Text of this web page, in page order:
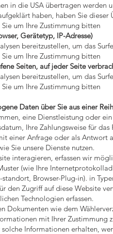
in die USA übertragen werden
haben, haben Sie
um Ihre Zustimmung bitten
Gerätetyp, IP-Adresse)
bereitzustellen, um das
um Ihre Zustimmung bitten
Seiten, auf jeder Seite
bereitzustellen, um das
um Ihre Zustimmung bitten
Daten über Sie aus einer
eine Dienstleistung oder
Ihre Zahlungsweise für
einer Anfrage oder als
Sie unsere Dienste nutzen.
interagieren, erfassen wir
(wie Ihre
Browser-Plug-in). in
den Zugriff auf diese Website
Technologien erfassen.
Dokumenten wie dem
mit Ihrer Zustimmung
Informationen erhalten,